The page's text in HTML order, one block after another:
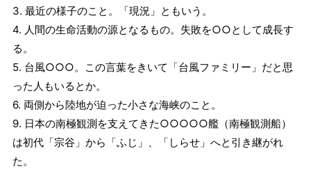
3. 最近の様子のこと。「現況」ともいう。
4. 人間の生命活動の源となるもの。失敗を○○として成長す
る。
5. 台風○○○。この言葉をきいて「台風ファミリー」だと思
った人もいるとか。
6. 両側から陸地が迫った小さな海峡のこと。
9. 日本の南極観測を支えてきた○○○○○艦（南極観測船）
は初代「宗谷」から「ふじ」、「しらせ」へと引き継がれ
た。